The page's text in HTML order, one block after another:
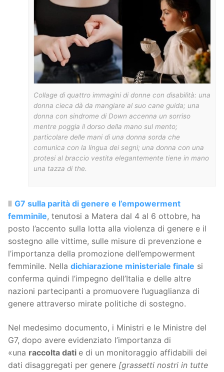
Collage di quattro immagini di donne con disabilità: una
donna cieca dà da mangiare al suo cane guida; una
donna con sindrome di Down accenna un sorriso
mentre poggia il dorso della mano sul mento;
particolare delle mani di una donna sorda che
comunica con la lingua dei segni; una donna con una
protesi al braccio vestita elegantemente tiene in mano
una tazza di the.
Il G7 sulla parità di genere e l’empowerment
femminile, tenutosi a Matera dal 4 al 6 ottobre, ha
posto l’accento sulla lotta alla violenza di genere e il
sostegno alle vittime, sulle misure di prevenzione e
l’importanza della promozione dell’empowerment
femminile. Nella dichiarazione ministeriale finale si
conferma quindi l’impegno dell’Italia e delle altre
nazioni partecipanti a promuovere l’uguaglianza di
genere attraverso mirate politiche di sostegno.
Nel medesimo documento, i Ministri e le Ministre del
G7, dopo avere evidenziato l’importanza di
«una raccolta dati e di un monitoraggio affidabili dei
dati disaggregati per genere [grassetti nostri in tutte